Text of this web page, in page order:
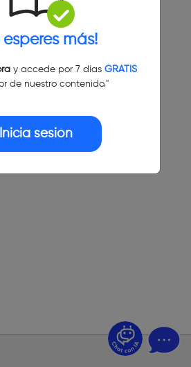
esperes más!
y accede por 7 días GRATIS
de nuestro contenido."
Inicia sesión